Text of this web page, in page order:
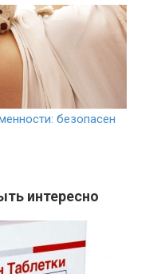
безопасен
интересно